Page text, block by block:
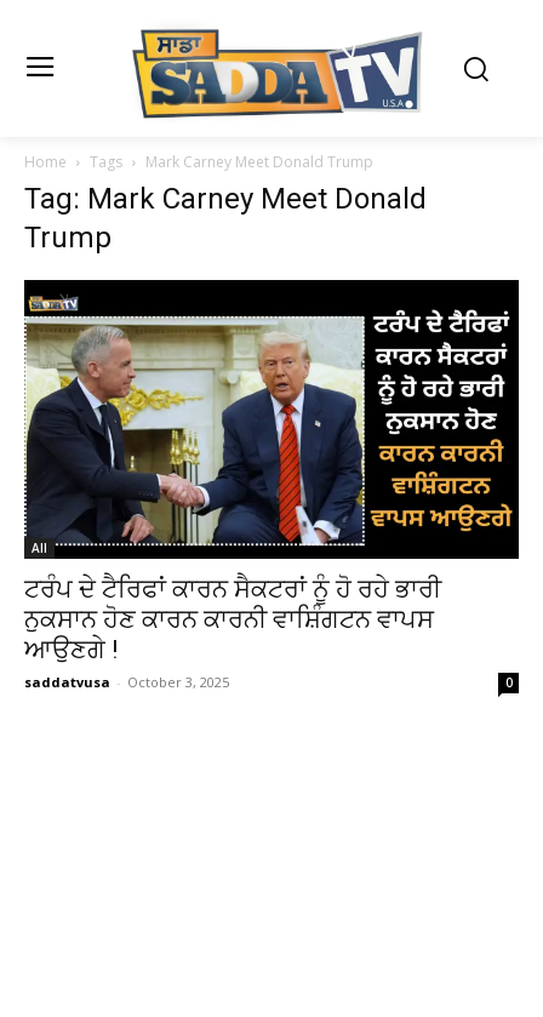
Home Tags Mark Carney Meet Donald Trump
Tag: Mark Carney Meet Donald
Trump
All
ਟਰੰਪ ਦੇ ਟੈਰਿਫਾਂ ਕਾਰਨ ਸੈਕਟਰਾਂ ਨੂੰ ਹੋ ਰਹੇ ਭਾਰੀ
ਨੁਕਸਾਨ ਹੋਣ ਕਾਰਨ ਕਾਰਨੀ ਵਾਸ਼ਿੰਗਟਨ ਵਾਪਸ
ਆਉਣਗੇ !
saddatvusa - October 3, 2025 0